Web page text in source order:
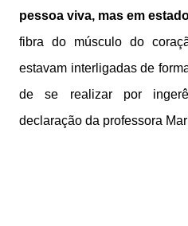
pessoa viva, mas em
fibra do músculo do
estavam interligadas de
de se realizar por
declaração da professora